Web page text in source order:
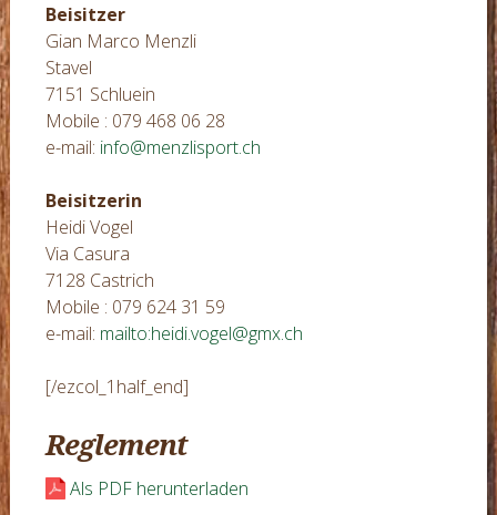
Beisitzer
Gian Marco Menzli
Stavel
7151 Schluein
Mobile : 079 468 06 28
e-mail: info@menzlisport.ch
Beisitzerin
Heidi Vogel
Via Casura
7128 Castrich
Mobile : 079 624 31 59
e-mail: mailto:heidi.vogel@gmx.ch
[/ezcol_1half_end]
Reglement
Als PDF herunterladen